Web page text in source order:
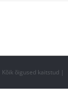
Kõik õigused kaitstud |